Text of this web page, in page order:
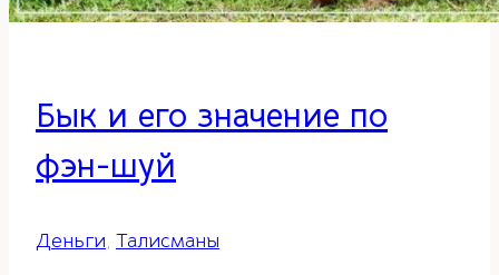
Бык и его значение по
фэн-шуй
Деньги, Талисманы